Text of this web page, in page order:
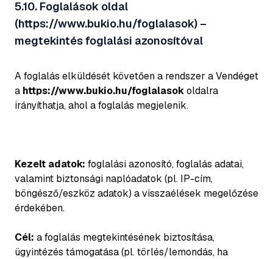
5.10. Foglalások oldal
(https://www.bukio.hu/foglalasok) –
megtekintés foglalási azonosítóval
A foglalás elküldését követően a rendszer a Vendéget
a https://www.bukio.hu/foglalasokoldalra
irányíthatja, ahol a foglalás megjelenik.
Kezelt adatok: foglalási azonosító, foglalás adatai,
valamint biztonsági naplóadatok (pl. IP-cím,
böngésző/eszköz adatok) a visszaélések megelőzése
érdekében.
Cél: a foglalás megtekintésének biztosítása,
ügyintézés támogatása (pl. törlés/lemondás, ha